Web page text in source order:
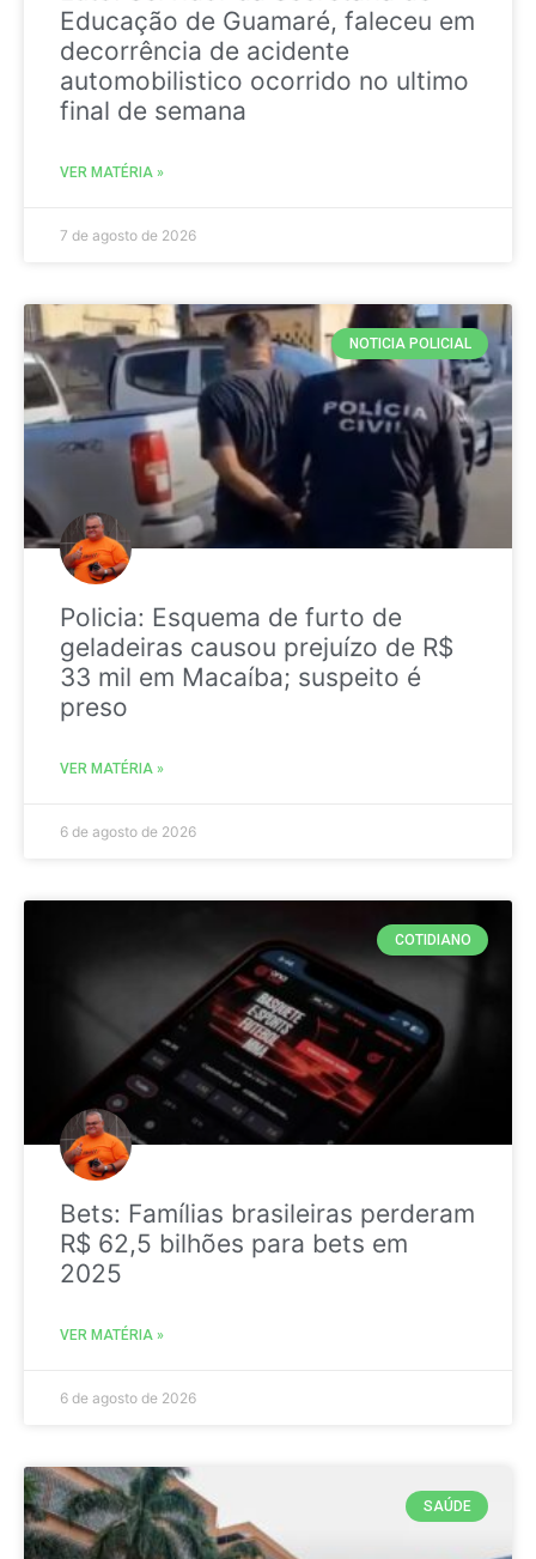
Educação de Guamaré, faleceu em
decorrência de acidente
automobilistico ocorrido no ultimo
final de semana
VER MATÉRIA »
7 de agosto de 2026
NOTICIA POLICIAL
Policia: Esquema de furto de
geladeiras causou prejuízo de R$
33 mil em Macaíba; suspeito é
preso
VER MATÉRIA »
6 de agosto de 2026
COTIDIANO
Bets: Famílias brasileiras perderam
R$ 62,5 bilhões para bets em
2025
VER MATÉRIA »
6 de agosto de 2026
SAÚDE